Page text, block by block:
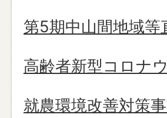
第5期中山間地域
高齢者新型コロナ
就農環境改善対策